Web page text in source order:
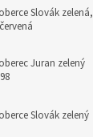
Slovák zelená,
Juran zelený
Slovák zelený